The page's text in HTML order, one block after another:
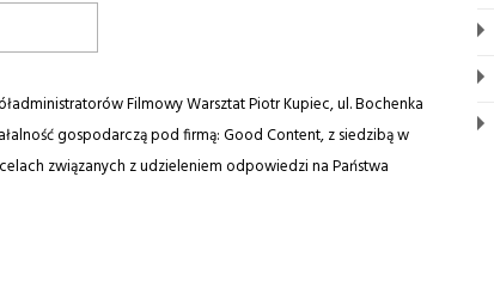
Filmowy Warsztat Piotr Kupiec, ul. Bochenka
gospodarczą pod firmą: Good Content, z siedzibą w
związanych z udzieleniem odpowiedzi na Państwa